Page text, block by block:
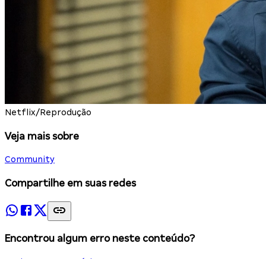
Netflix/Reprodução
Veja mais sobre
Community
Compartilhe em suas redes
Encontrou algum erro neste conteúdo?